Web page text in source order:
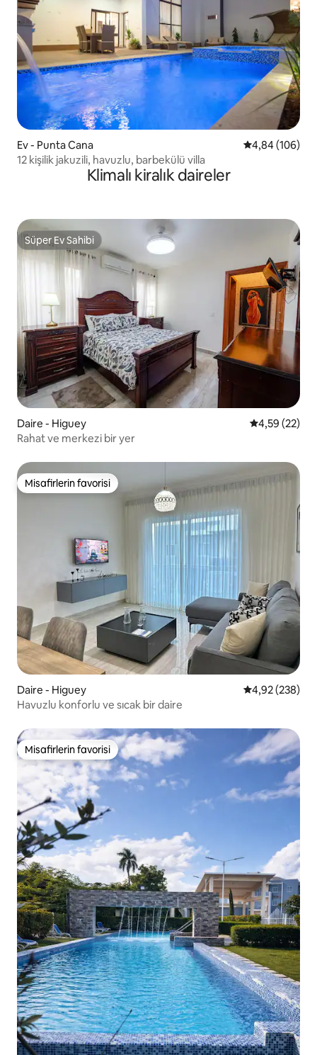
Ev - Punta Cana 5 üzerinden
4,84 (106)
12 kişilik jakuzili, havuzlu, barbekülü villa
Klimalı kiralık daireler
Süper Ev Sahibi
Süper Ev Sahibi
Daire - Higuey 5 üzerinden
4,59 (22)
Rahat ve merkezi bir yer
Misafirlerin favorisi
Misafirlerin favorisi
Daire - Higuey 5 üzerinden
4,92 (238)
Havuzlu konforlu ve sıcak bir daire
Misafirlerin favorisi
Misafirlerin favorisi